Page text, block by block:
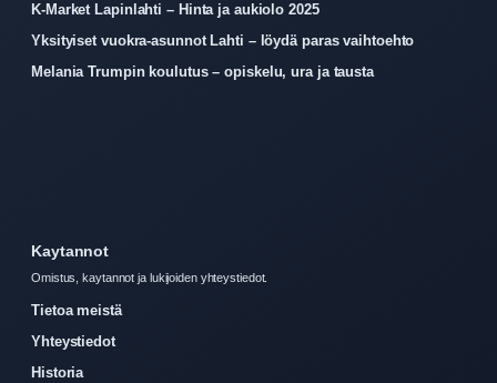
K-Market Lapinlahti – Hinta ja aukiolo 2025
Yksityiset vuokra-asunnot Lahti – löydä paras vaihtoehto
Melania Trumpin koulutus – opiskelu, ura ja tausta
Kaytannot
Omistus, kaytannot ja lukijoiden yhteystiedot.
Tietoa meistä
Yhteystiedot
Historia